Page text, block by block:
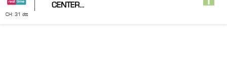
CH: 31 dtt
CENTER...